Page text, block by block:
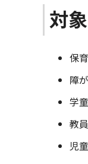
対象
保
障
学
教
児